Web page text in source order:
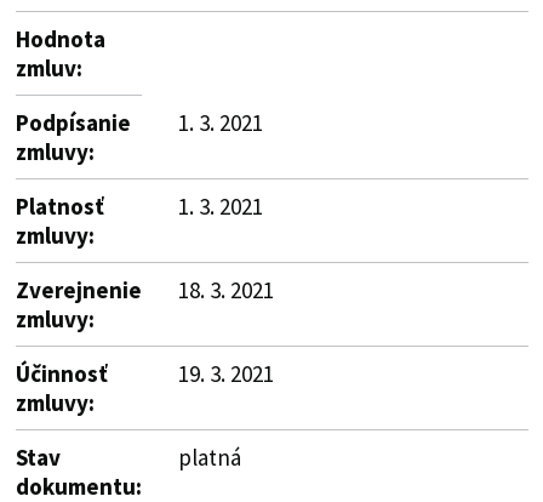
Hodnota
zmluv:
Podpísanie
zmluvy:
1. 3. 2021
Platnosť
zmluvy:
1. 3. 2021
Zverejnenie
zmluvy:
18. 3. 2021
Účinnosť
zmluvy:
19. 3. 2021
Stav
dokumentu:
platná